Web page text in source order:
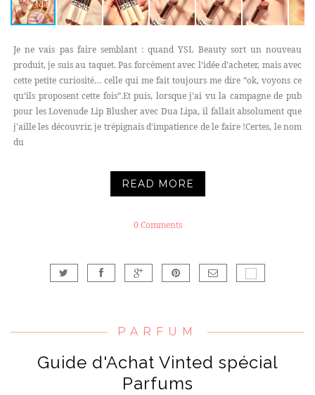
Je ne vais pas faire semblant : quand YSL Beauty sort un nouveau
produit, je suis au taquet. Pas forcément avec l’idée d’acheter, mais avec
cette petite curiosité… celle qui me fait toujours me dire “ok, voyons ce
qu’ils proposent cette fois”.Et puis, lorsque j'ai vu la campagne de pub
pour les Lovenude Lip Blusher avec Dua Lipa, il fallait absolument que
j'aille les découvrir, je trépignais d'impatience de le faire !Certes, le nom
du
READ MORE
0 Comments
PARFUM
Guide d'Achat Vinted spécial
Parfums